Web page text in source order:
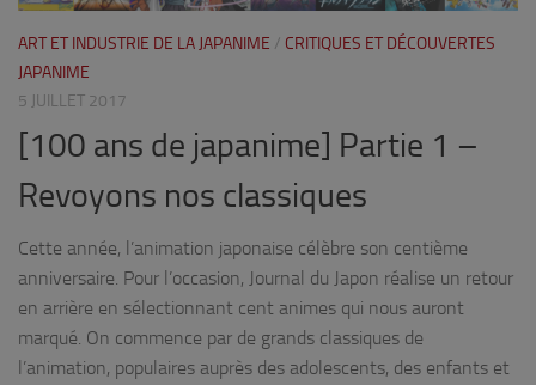
ART ET INDUSTRIE DE LA JAPANIME / CRITIQUES ET DÉCOUVERTES
JAPANIME
5 JUILLET 2017
[100 ans de japanime] Partie 1 –
Revoyons nos classiques
Cette année, l’animation japonaise célèbre son centième
anniversaire. Pour l’occasion, Journal du Japon réalise un retour
en arrière en sélectionnant cent animes qui nous auront
marqué. On commence par de grands classiques de
l’animation, populaires auprès des adolescents, des enfants et